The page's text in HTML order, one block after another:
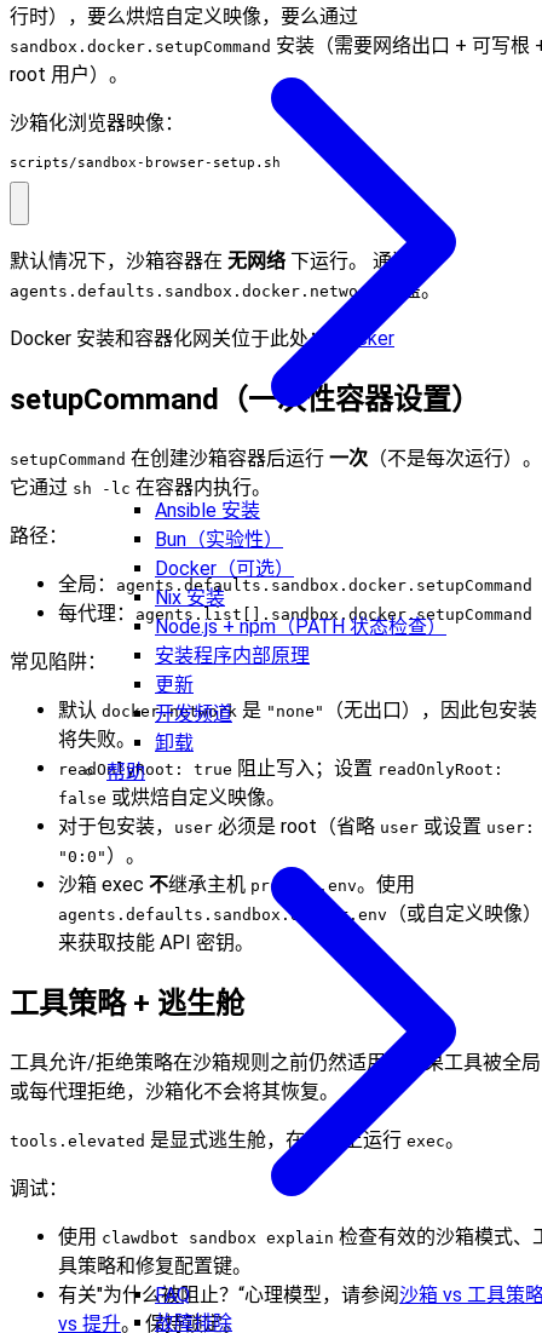
Ansible 安装
Bun（实验性）
Docker（可选）
Nix 安装
Node.js + npm（PATH 状态检查）
安装程序内部原理
更新
开发频道
卸载
帮助
FAQ
故障排除
行时），要么烘焙自定义映像，要么通过
sandbox.docker.setupCommand 安装（需要网络出口 + 可写根
root 用户）。
沙箱化浏览器映像：
scripts/sandbox-browser-setup.sh
默认情况下，沙箱容器在 无网络 下运行。 通过
agents.defaults.sandbox.docker.network 覆盖。
Docker 安装和容器化网关位于此处： Docker
setupCommand（一次性容器设置）
setupCommand 在创建沙箱容器后运行 一次 （不是每次运行）。
它通过 sh -lc 在容器内执行。
路径：
全局： agents.defaults.sandbox.docker.setupCommand
每代理： agents.list[].sandbox.docker.setupCommand
常见陷阱：
默认 docker.network 是 "none"
（无出口），因此包安装
将失败。
readOnlyRoot: true 阻止写入；设置 readOnlyRoot:
false 或烘焙自定义映像。
对于包安装，
user 必须是 root（省略 user 或设置 user:
"0:0" ）。
沙箱 exec 不继承主机 process.env。使用
agents.defaults.sandbox.docker.env
（或自定义映像）
来获取技能 API 密钥。
工具策略 + 逃生舱
工具允许/拒绝策略在沙箱规则之前仍然适用。如果工具被全局
或每代理拒绝，沙箱化不会将其恢复。
tools.elevated 是显式逃生舱，在主机上运行 exec。
调试：
使用 clawdbot sandbox explain 检查有效的沙箱模式、
具策略和修复配置键。
有关"为什么被阻止？“心理模型，请参阅沙箱 vs 工具策
vs 提升。 保持锁定。